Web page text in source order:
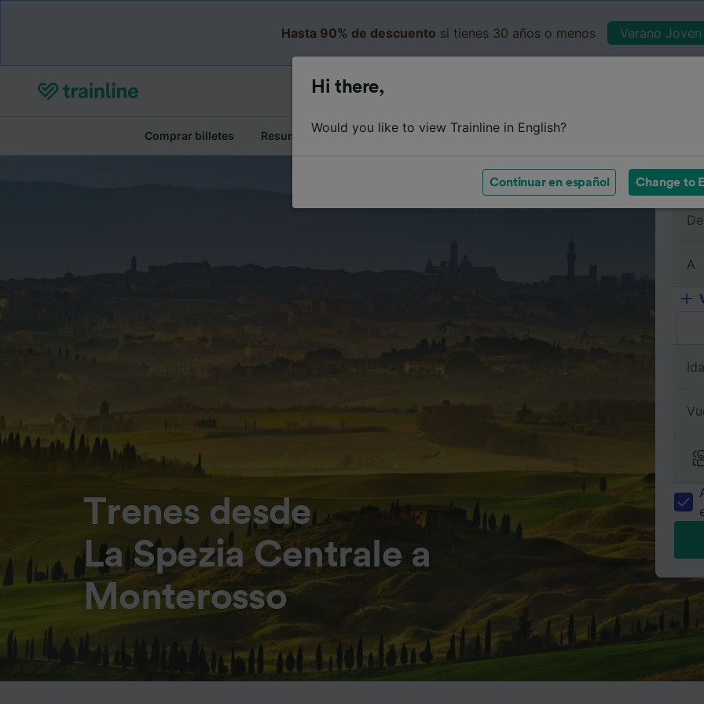
Hasta 90% de descuento si tienes 30 años o menos Verano
Comprar billetes Resumen del viaje Horarios Clases Servicios a bordo
Trenes desde
La Spezia Centrale a
Monterosso
De
A
Ida
Hi there,
Would you like to view Trainline in English?
Continuar en español Change to